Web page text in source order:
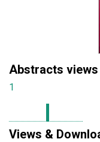
Abstracts views
1
Views &